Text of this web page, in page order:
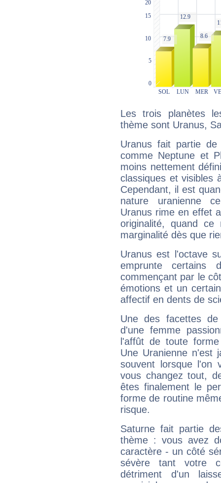
Les trois planètes
thème sont Uranus,
Uranus fait partie
comme Neptune et
moins nettement
classiques et visibles
Cependant, il est
nature uranienne
Uranus rime en effet
originalité, quand ce
marginalité dès que
Uranus est l'octave
emprunte
commençant par le
émotions et un
affectif en dents de
Une des facettes
d'une femme
l'affût de toute
Une Uranienne n'est
souvent lorsque l'on
vous changez tout,
êtes finalement le
forme de routine
risque.
Saturne fait partie
thème : vous avez
caractère - un côté
sévère tant votre
détriment d'un